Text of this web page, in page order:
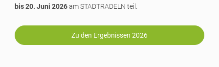
bis 20. Juni 2026am STADTRADELN teil.
Zu den Ergebnissen 2026